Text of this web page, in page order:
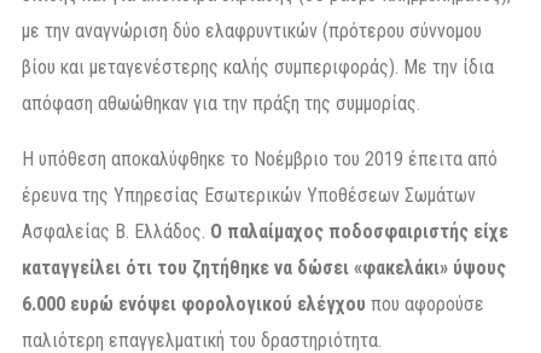
με την αναγνώριση δύο ελαφρυντικών (πρότερου σύννομου
βίου και μεταγενέστερης καλής συμπεριφοράς). Με την ίδια
απόφαση αθωώθηκαν για την πράξη της συμμορίας.
Η υπόθεση αποκαλύφθηκε το Νοέμβριο του 2019 έπειτα από
έρευνα της Υπηρεσίας Εσωτερικών Υποθέσεων Σωμάτων
Ασφαλείας Β. Ελλάδος. Ο παλαίμαχος ποδοσφαιριστής είχε
καταγγείλει ότι του ζητήθηκε να δώσει «φακελάκι» ύψους
6.000 ευρώ ενόψει φορολογικού ελέγχου που αφορούσε
παλιότερη επαγγελματική του δραστηριότητα.